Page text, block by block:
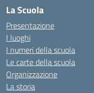
La Scuola
Presentazione
I luoghi
I numeri della scuola
Le carte della scuola
Organizzazione
La storia